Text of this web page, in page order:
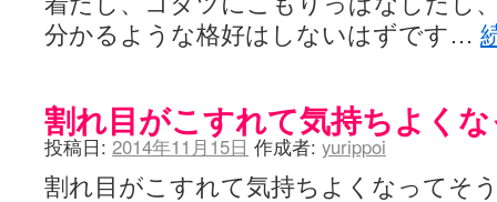
分かるような格好はしないはずです…
割れ目がこすれて気持ちよく
投稿日: 2014年11月15日 作成者: yurippoi
割れ目がこすれて気持ちよくなってそ